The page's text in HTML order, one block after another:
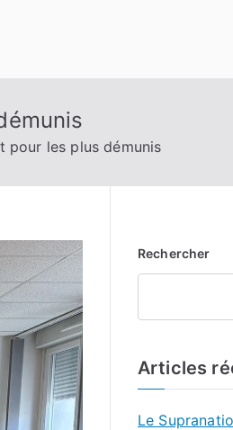
pour les plus démunis
Rechercher
Articles
Le